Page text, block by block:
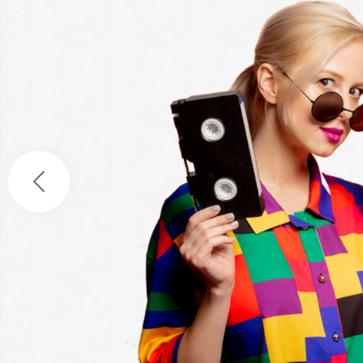
Получите 1000 руб.
бесплатную
3 простых вопроса:
ПОЛУЧИТЬ 1000 РУБ.